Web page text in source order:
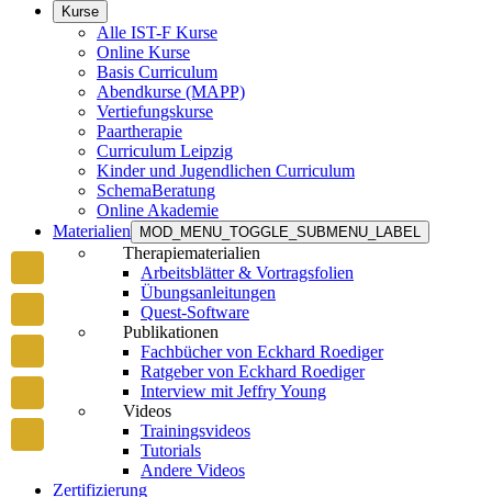
Kurse
Alle IST-F Kurse
Online Kurse
Basis Curriculum
Abendkurse (MAPP)
Vertiefungskurse
Paartherapie
Curriculum Leipzig
Kinder und Jugendlichen Curriculum
SchemaBeratung
Online Akademie
Materialien
MOD_MENU_TOGGLE_SUBMENU_LABEL
Therapiematerialien
Arbeitsblätter & Vortragsfolien
Übungsanleitungen
Quest-Software
Publikationen
Fachbücher von Eckhard Roediger
Ratgeber von Eckhard Roediger
Interview mit Jeffry Young
Videos
Trainingsvideos
Tutorials
Andere Videos
Zertifizierung